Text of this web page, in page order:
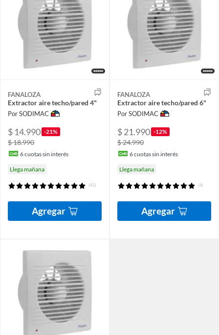
FANALOZA
Extractor aire techo/pared 4"
Por SODIMAC
$ 14.990 -21%
$ 18.990
6cuotas sin interés
Llega mañana
(41)
Agregar
FANALOZA
Extractor aire techo/pared 6"
Por SODIMAC
$ 21.990 -12%
$ 24.990
6cuotas sin interés
Llega mañana
(6)
Agregar